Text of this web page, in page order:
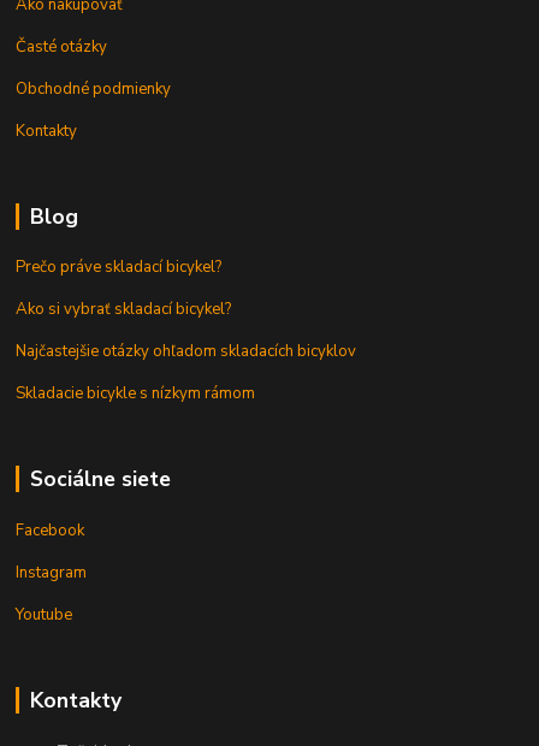
Časté otázky
Obchodné podmienky
Kontakty
Blog
Prečo práve skladací bicykel?
Ako si vybrať skladací bicykel?
Najčastejšie otázky ohľadom skladacích bicyklov
Skladacie bicykle s nízkym rámom
Sociálne siete
Facebook
Instagram
Youtube
Kontakty